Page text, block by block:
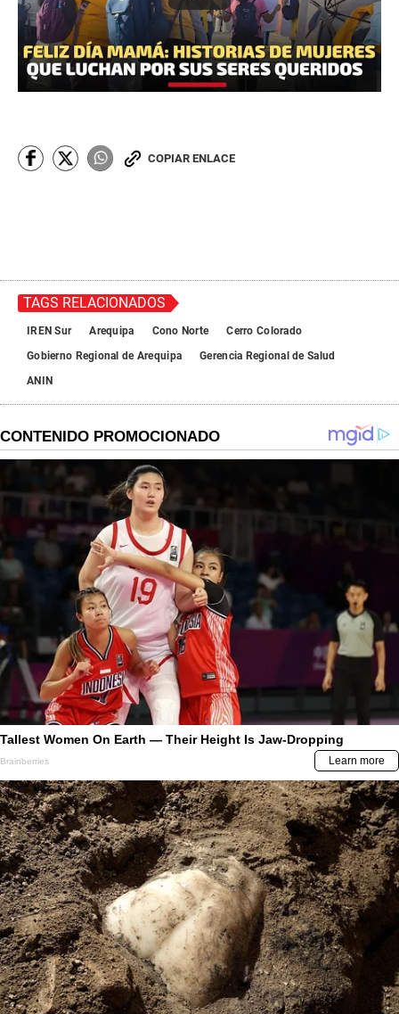
COPIAR ENLACE
TAGS RELACIONADOS
IREN Sur Arequipa Cono Norte
Cerro Colorado
Gobierno Regional de Arequipa
Gerencia Regional de Salud
ANIN